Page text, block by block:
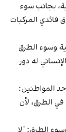
بجانب سوء
قائدي المركبات
وسوء الطرق
له دور
المواطنين:
الطرق، لأن